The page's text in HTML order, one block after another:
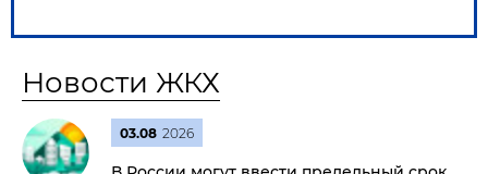
Новости ЖКХ
03.08 2026